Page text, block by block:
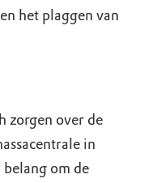
het plaggen van
zorgen over de
in
om de